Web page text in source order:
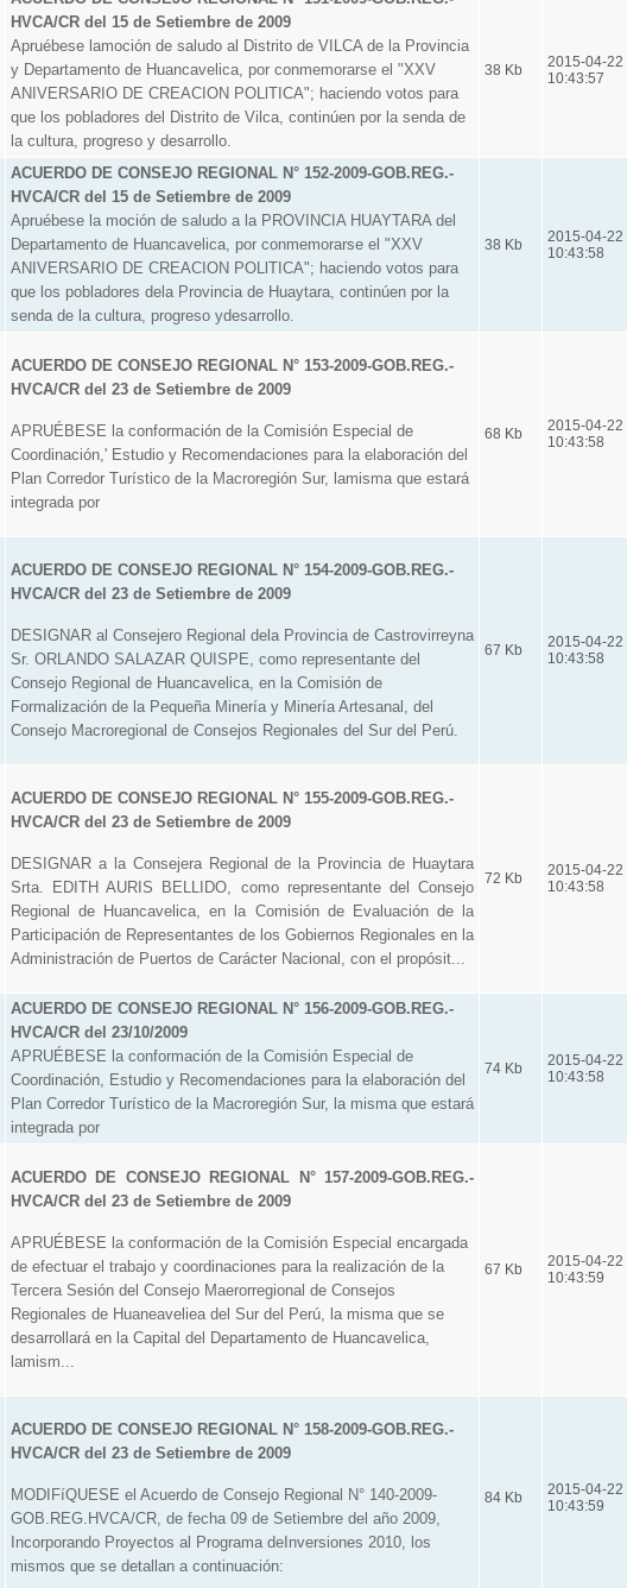
HVCA/CR del 15 de Setiembre de 2009
Apruébese lamoción de saludo al Distrito de VILCA de la Provincia
y Departamento de Huancavelica, por conmemorarse el "XXV
ANIVERSARIO DE CREACION POLlTICA"; haciendo votos para
que los pobladores del Distrito de Vilca, continúen por la senda de
la cultura, progreso y desarrollo.
38 Kb
2015-04-22
10:43:57
ACUERDO DE CONSEJO REGIONAL N° 152-2009-GOB.REG.-
HVCA/CR del 15 de Setiembre de 2009
Apruébese la moción de saludo a la PROVINCIA HUAYTARA del
Departamento de Huancavelica, por conmemorarse el "XXV
ANIVERSARIO DE CREACION POLlTICA"; haciendo votos para
que los pobladores dela Provincia de Huaytara, continúen por la
senda de la cultura, progreso ydesarrollo.
38 Kb
2015-04-22
10:43:58
ACUERDO DE CONSEJO REGIONAL N° 153-2009-GOB.REG.-
HVCA/CR del 23 de Setiembre de 2009
APRUÉBESE la conformación de la Comisión Especial de
Coordinación,' Estudio y Recomendaciones para la elaboración del
Plan Corredor Turístico de la Macroregión Sur, lamisma que estará
integrada por
68 Kb
2015-04-22
10:43:58
ACUERDO DE CONSEJO REGIONAL N° 154-2009-GOB.REG.-
HVCA/CR del 23 de Setiembre de 2009
DESIGNAR al Consejero Regional dela Provincia de Castrovirreyna
Sr. ORLANDO SALAZAR QUISPE, como representante del
Consejo Regional de Huancavelica, en la Comisión de
Formalización de la Pequeña Minería y Minería Artesanal, del
Consejo Macroregional de Consejos Regionales del Sur del Perú.
67 Kb
2015-04-22
10:43:58
ACUERDO DE CONSEJO REGIONAL N° 155-2009-GOB.REG.-
HVCA/CR del 23 de Setiembre de 2009
DESIGNAR a la Consejera Regional de la Provincia de Huaytara
Srta. EDITH AURIS BELLIDO, como representante del Consejo
Regional de Huancavelica, en la Comisión de Evaluación de la
Participación de Representantes de los Gobiernos Regionales en la
Administración de Puertos de Carácter Nacional, con el propósit...
72 Kb
2015-04-22
10:43:58
ACUERDO DE CONSEJO REGIONAL N° 156-2009-GOB.REG.-
HVCA/CR del 23/10/2009
APRUÉBESE la conformación de la Comisión Especial de
Coordinación, Estudio y Recomendaciones para la elaboración del
Plan Corredor Turístico de la Macroregión Sur, la misma que estará
integrada por
74 Kb
2015-04-22
10:43:58
ACUERDO DE CONSEJO REGIONAL N° 157-2009-GOB.REG.-
HVCA/CR del 23 de Setiembre de 2009
APRUÉBESE la conformación de la Comisión Especial encargada
de efectuar el trabajo y coordinaciones para la realización de la
Tercera Sesión del Consejo Maerorregional de Consejos
Regionales de Huaneaveliea del Sur del Perú, la misma que se
desarrollará en la Capital del Departamento de Huancavelica,
lamism...
67 Kb
2015-04-22
10:43:59
ACUERDO DE CONSEJO REGIONAL N° 158-2009-GOB.REG.-
HVCA/CR del 23 de Setiembre de 2009
MODIFíQUESE el Acuerdo de Consejo Regional N° 140-2009-
GOB.REG.HVCA/CR, de fecha 09 de Setiembre del año 2009,
Incorporando Proyectos al Programa deInversiones 2010, los
mismos que se detallan a continuación:
84 Kb
2015-04-22
10:43:59